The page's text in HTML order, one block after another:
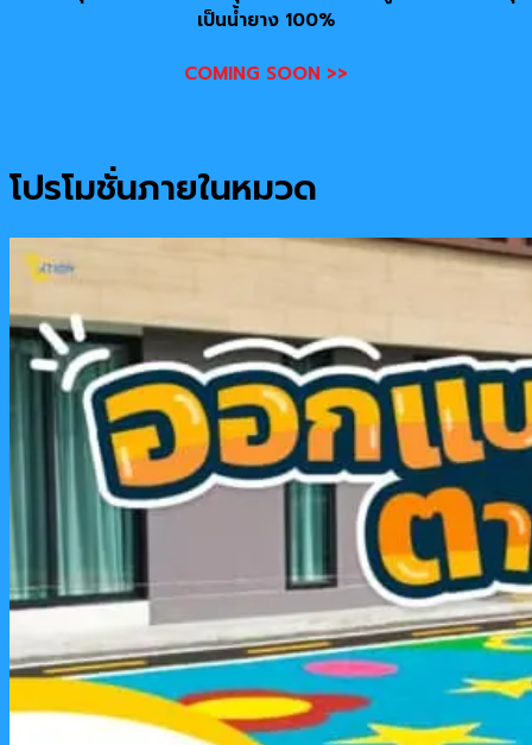
เป็นน้ำยาง 100%
COMING SOON >>
โปรโมชั่นภายในหมวด